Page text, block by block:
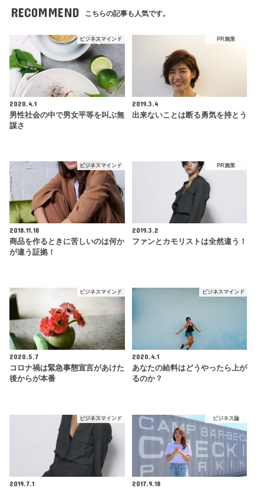
RECOMMEND こちらの記事も人気です。
ビジネスマインド
2020.4.1
男性社会の中で男女平等を叫ぶ無
謀さ
PR施策
2019.3.4
出来ないことは断る勇気を持とう
ビジネスマインド
2018.11.18
商品を作るときに苦しいのは何か
が違う証拠！
PR施策
2019.3.2
ファンとカモリストは全然違う！
ビジネスマインド
2020.5.7
コロナ禍は緊急事態宣言があけた
後からが本番
ビジネスマインド
2020.4.1
あなたの給料はどうやったら上が
るのか？
ビジネスマインド
2019.7.1
ビジネス論
2017.9.18